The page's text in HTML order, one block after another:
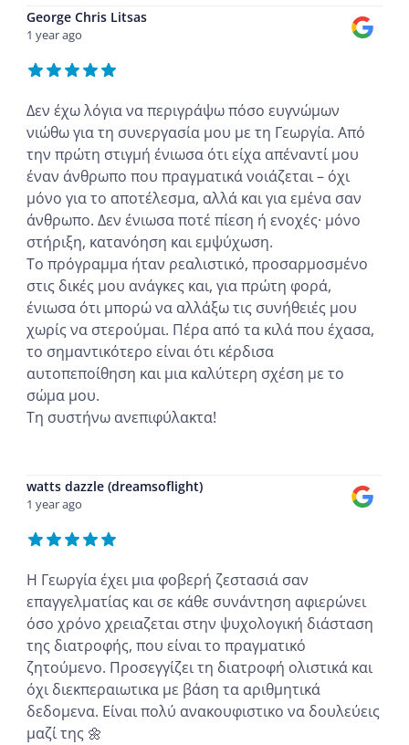
George Chris Litsas
1 year ago
Δεν έχω λόγια να περιγράψω πόσο ευγνώμων
νιώθω για τη συνεργασία μου με τη Γεωργία. Από
την πρώτη στιγμή ένιωσα ότι είχα απέναντί μου
έναν άνθρωπο που πραγματικά νοιάζεται – όχι
μόνο για το αποτέλεσμα, αλλά και για εμένα σαν
άνθρωπο. Δεν ένιωσα ποτέ πίεση ή ενοχές· μόνο
στήριξη, κατανόηση και εμψύχωση.
Το πρόγραμμα ήταν ρεαλιστικό, προσαρμοσμένο
στις δικές μου ανάγκες και, για πρώτη φορά,
ένιωσα ότι μπορώ να αλλάξω τις συνήθειές μου
χωρίς να στερούμαι. Πέρα από τα κιλά που έχασα,
το σημαντικότερο είναι ότι κέρδισα
αυτοπεποίθηση και μια καλύτερη σχέση με το
σώμα μου.
Τη συστήνω ανεπιφύλακτα!
watts dazzle (dreamsoflight)
1 year ago
Η Γεωργία έχει μια φοβερή ζεστασιά σαν
επαγγελματίας και σε κάθε συνάντηση αφιερώνει
όσο χρόνο χρειαζεται στην ψυχολογική διάσταση
της διατροφής, που είναι το πραγματικό
ζητούμενο. Προσεγγίζει τη διατροφή ολιστικά και
όχι διεκπεραιωτικα με βάση τα αριθμητικά
δεδομενα. Είναι πολύ ανακουφιστικο να δουλεύεις
μαζί της 🌼